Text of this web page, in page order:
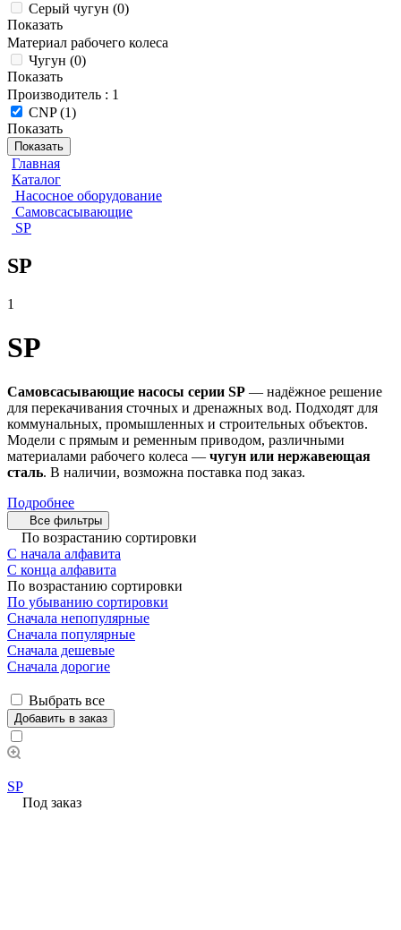
Серый чугун (0)
Показать
Материал рабочего колеса
Чугун (0)
Показать
Производитель : 1
CNP(1)
Показать
Показать
Главная
Каталог
Насосное оборудование
Самовсасывающие
SP
SP
1
SP
Самовсасывающие насосы серии SP — надёжное решение
для перекачивания сточных и дренажных вод. Подходят для
коммунальных, промышленных и строительных объектов.
Модели с прямым и ременным приводом, различными
материалами рабочего колеса — чугун или нержавеющая
сталь. В наличии, возможна поставка под заказ.
Подробнее
Все фильтры
По возрастанию сортировки
С начала алфавита
С конца алфавита
По возрастанию сортировки
По убыванию сортировки
Сначала непопулярные
Сначала популярные
Сначала дешевые
Сначала дорогие
Выбрать все
Добавить в заказ
SP
Под заказ